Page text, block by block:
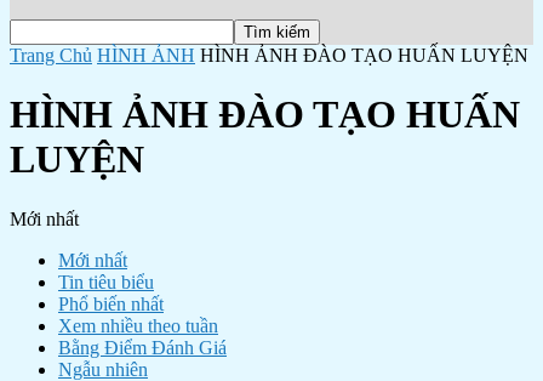
Trang Chủ HÌNH ẢNH HÌNH ẢNH ĐÀO TẠO HUẤN LUYỆN
HÌNH ẢNH ĐÀO TẠO HUẤN
LUYỆN
Mới nhất
Mới nhất
Tin tiêu biểu
Phổ biến nhất
Xem nhiều theo tuần
Bằng Điểm Đánh Giá
Ngẫu nhiên